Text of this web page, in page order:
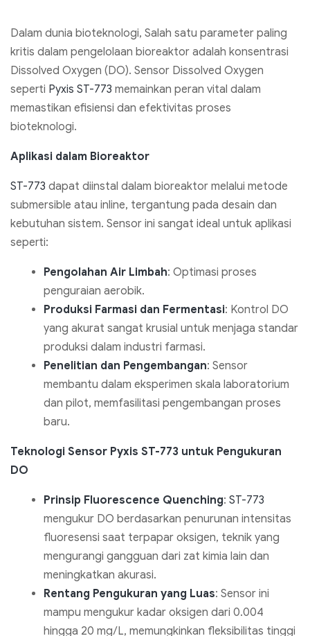
Dalam dunia bioteknologi, Salah satu parameter paling
kritis dalam pengelolaan bioreaktor adalah konsentrasi
Dissolved Oxygen (DO). Sensor Dissolved Oxygen
seperti Pyxis ST-773 memainkan peran vital dalam
memastikan efisiensi dan efektivitas proses
bioteknologi.
Aplikasi dalam Bioreaktor
ST-773 dapat diinstal dalam bioreaktor melalui metode
submersible atau inline, tergantung pada desain dan
kebutuhan sistem. Sensor ini sangat ideal untuk aplikasi
seperti:
Pengolahan Air Limbah: Optimasi proses
penguraian aerobik.
Produksi Farmasi dan Fermentasi: Kontrol DO
yang akurat sangat krusial untuk menjaga standar
produksi dalam industri farmasi.
Penelitian dan Pengembangan: Sensor
membantu dalam eksperimen skala laboratorium
dan pilot, memfasilitasi pengembangan proses
baru.
Teknologi Sensor Pyxis ST-773 untuk Pengukuran
DO
Prinsip Fluorescence Quenching: ST-773
mengukur DO berdasarkan penurunan intensitas
fluoresensi saat terpapar oksigen, teknik yang
mengurangi gangguan dari zat kimia lain dan
meningkatkan akurasi.
Rentang Pengukuran yang Luas: Sensor ini
mampu mengukur kadar oksigen dari 0.004
hingga 20 mg/L, memungkinkan fleksibilitas tinggi